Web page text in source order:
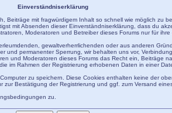
Einverständniserklärung
Beiträge mit fragwürdigem Inhalt so schnell wie möglich zu
mit Absenden dieser Einverständniserklärung, dass du
Moderatoren und Betreiber dieses Forums nur für
gewaltverherrlichenden oder aus anderen
und permanenter Sperrung, wir behalten uns vor,
und Moderatoren dieses Forums das Recht ein, Beiträge
im Rahmen der Registrierung erhobenen Daten in einer
zu speichern. Diese Cookies enthalten keine der
Bestätigung der Registrierung und ggf. zum Versand
zu.